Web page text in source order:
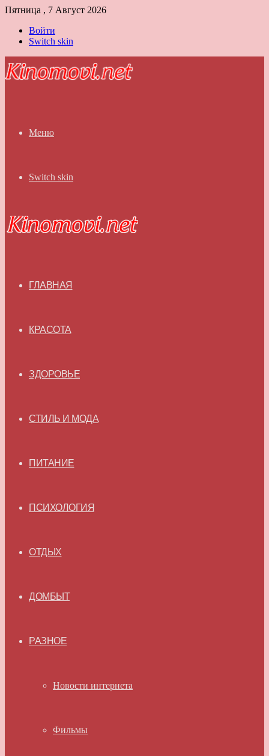
Пятница , 7 Август 2026
Войти
Switch skin
Меню
Switch skin
ГЛАВНАЯ
КРАСОТА
ЗДОРОВЬЕ
СТИЛЬ И МОДА
ПИТАНИЕ
ПСИХОЛОГИЯ
ОТДЫХ
ДОМБЫТ
РАЗНОЕ
Новости интернета
Фильмы